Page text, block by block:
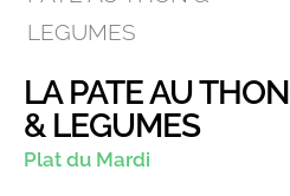
LEGUMES
LA PATE AU THON
& LEGUMES
Plat du Mardi